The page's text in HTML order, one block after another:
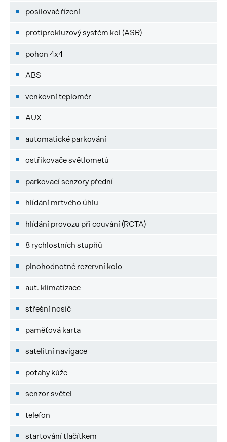
posilovač řízení
protiprokluzový systém kol (ASR)
pohon 4x4
ABS
venkovní teploměr
AUX
automatické parkování
ostřikovače světlometů
parkovací senzory přední
hlídání mrtvého úhlu
hlídání provozu při couvání (RCTA)
8 rychlostních stupňů
plnohodnotné rezervní kolo
aut. klimatizace
střešní nosič
paměťová karta
satelitní navigace
potahy kůže
senzor světel
telefon
startování tlačítkem